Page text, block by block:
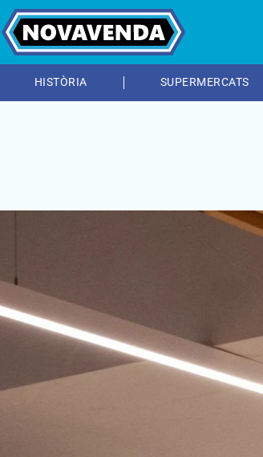
HISTÒRIA SUPERMERCATS